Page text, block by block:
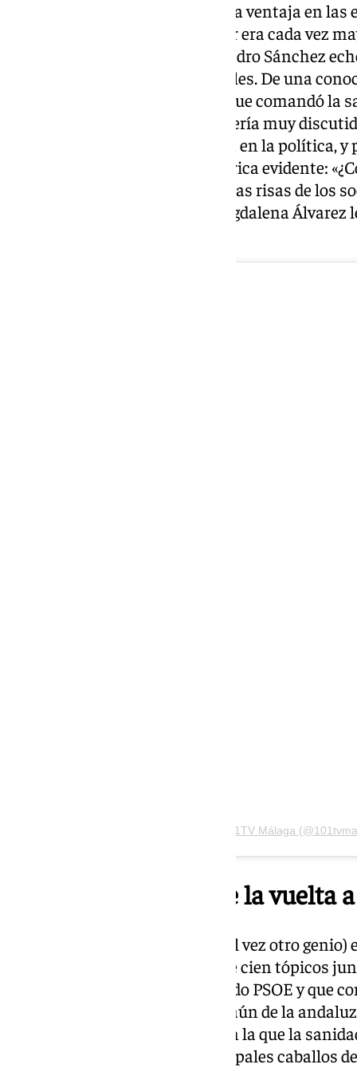
Con un Espadas defenestrado, la ventaja en
tranquilidad del Partido Popular era cada vez
claro o un liderazgo evidente, Pedro Sánchez
vicepresidentas y ministras leales. De una
Hacienda, la médica sevillana que comandó la
con una gestión que a la larga sería muy
tablas, una experiencia sobrada en la política,
quien además tiene fuerza retórica evidente:
acento de Madrid?» decía entre las risas de los
recordaba que a ella como a Magdalena
Una publicación compartida de 101TV Málaga
Los clichés para darle la vuelta
Puede ser que fuera Borges (o tal vez otro
tópico nunca funciona pero que cien tópicos
política, ese partido viejo llamado PSOE y que
de la sociedad española, y más aún de la
campaña de ‘Andalucía gana’ en la que la
servicios sociales son los principales caballos